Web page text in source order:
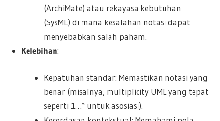
(ArchiMate) atau rekayasa kebutuhan
(SysML) di mana kesalahan notasi dapat
menyebabkan salah paham.
Kelebihan:
Kepatuhan standar: Memastikan notasi yang
benar (misalnya, multiplicity UML yang tepat
seperti 1…* untuk asosiasi).